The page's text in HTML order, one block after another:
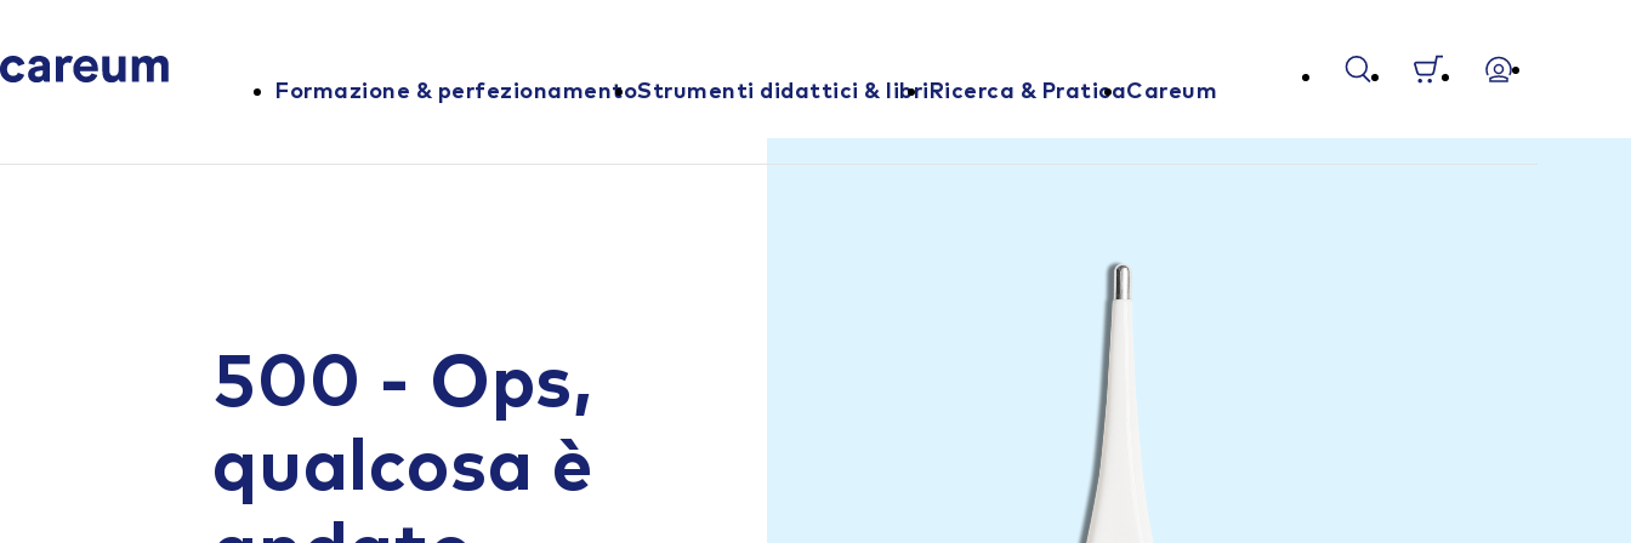
Formazione & perfezionamentoStrumenti didattici & libri Ricerca & PraticaCareum
500 - Ops,
qualcosa è